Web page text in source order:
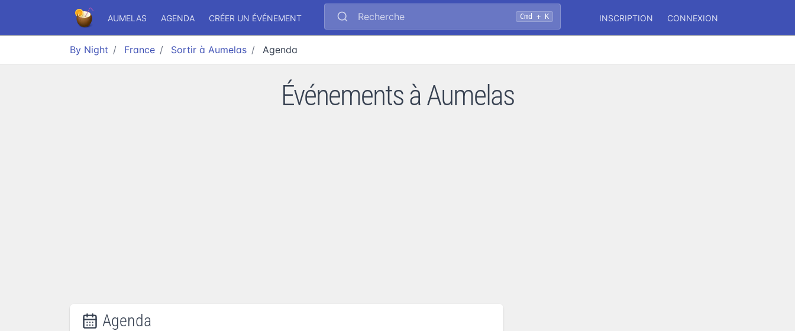
AUMELAS AGENDA CRÉER UN ÉVÉNEMENT Recherche Cmd + K INSCRIPTION CONNEXION
By Night France Sortir à Aumelas Agenda
Événements à Aumelas
Agenda